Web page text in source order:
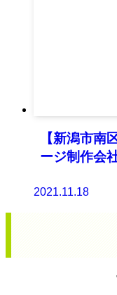
【新潟市南
ージ制作会
2021.11.18